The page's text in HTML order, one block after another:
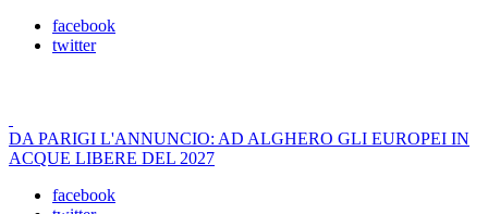
facebook
twitter
DA PARIGI L'ANNUNCIO: AD ALGHERO GLI EUROPEI IN
ACQUE LIBERE DEL 2027
facebook